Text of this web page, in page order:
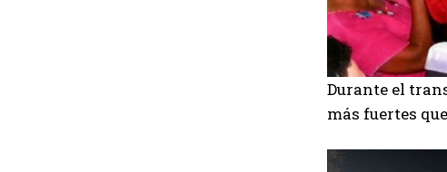
Durante el
más fuertes